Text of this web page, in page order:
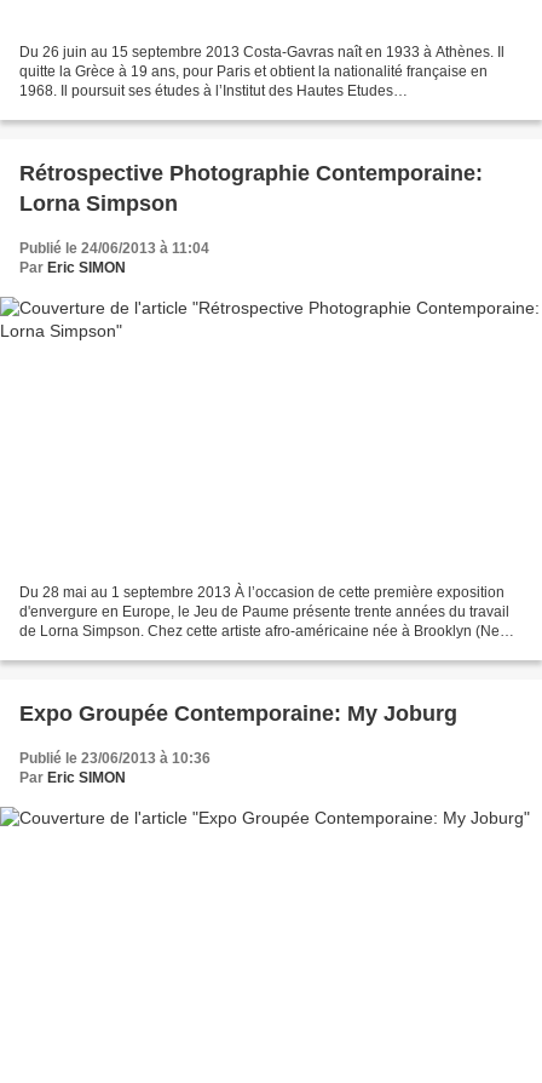
Du 26 juin au 15 septembre 2013 Costa-Gavras naît en 1933 à Athènes. Il
quitte la Grèce à 19 ans, pour Paris et obtient la nationalité française en
1968. Il poursuit ses études à l’Institut des Hautes Etudes
Rétrospective Photographie Contemporaine:
Lorna Simpson
Publié le 24/06/2013 à 11:04
Par Eric SIMON
Du 28 mai au 1 septembre 2013 À l’occasion de cette première exposition
d'envergure en Europe, le Jeu de Paume présente trente années du travail
de Lorna Simpson. Chez cette artiste afro-américaine née à Brooklyn (New
Expo Groupée Contemporaine: My Joburg
Publié le 23/06/2013 à 10:36
Par Eric SIMON